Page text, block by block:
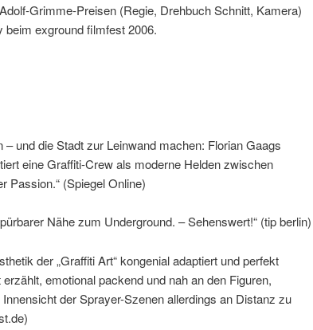
Grimme-Preisen (Regie, Drehbuch Schnitt, Kamera)
beim exground filmfest 2006.
– und die Stadt zur Leinwand machen: Florian Gaags
eine Graffiti-Crew als moderne Helden zwischen
Passion.“ (Spiegel Online)
Nähe zum Underground. – Sehenswert!“ (tip berlin)
der „Graffiti Art“ kongenial adaptiert und perfekt
emotional packend und nah an den Figuren,
der Sprayer-Szenen allerdings an Distanz zu